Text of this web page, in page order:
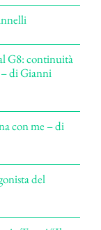
G8: continuità
– di Gianni
con me – di
del